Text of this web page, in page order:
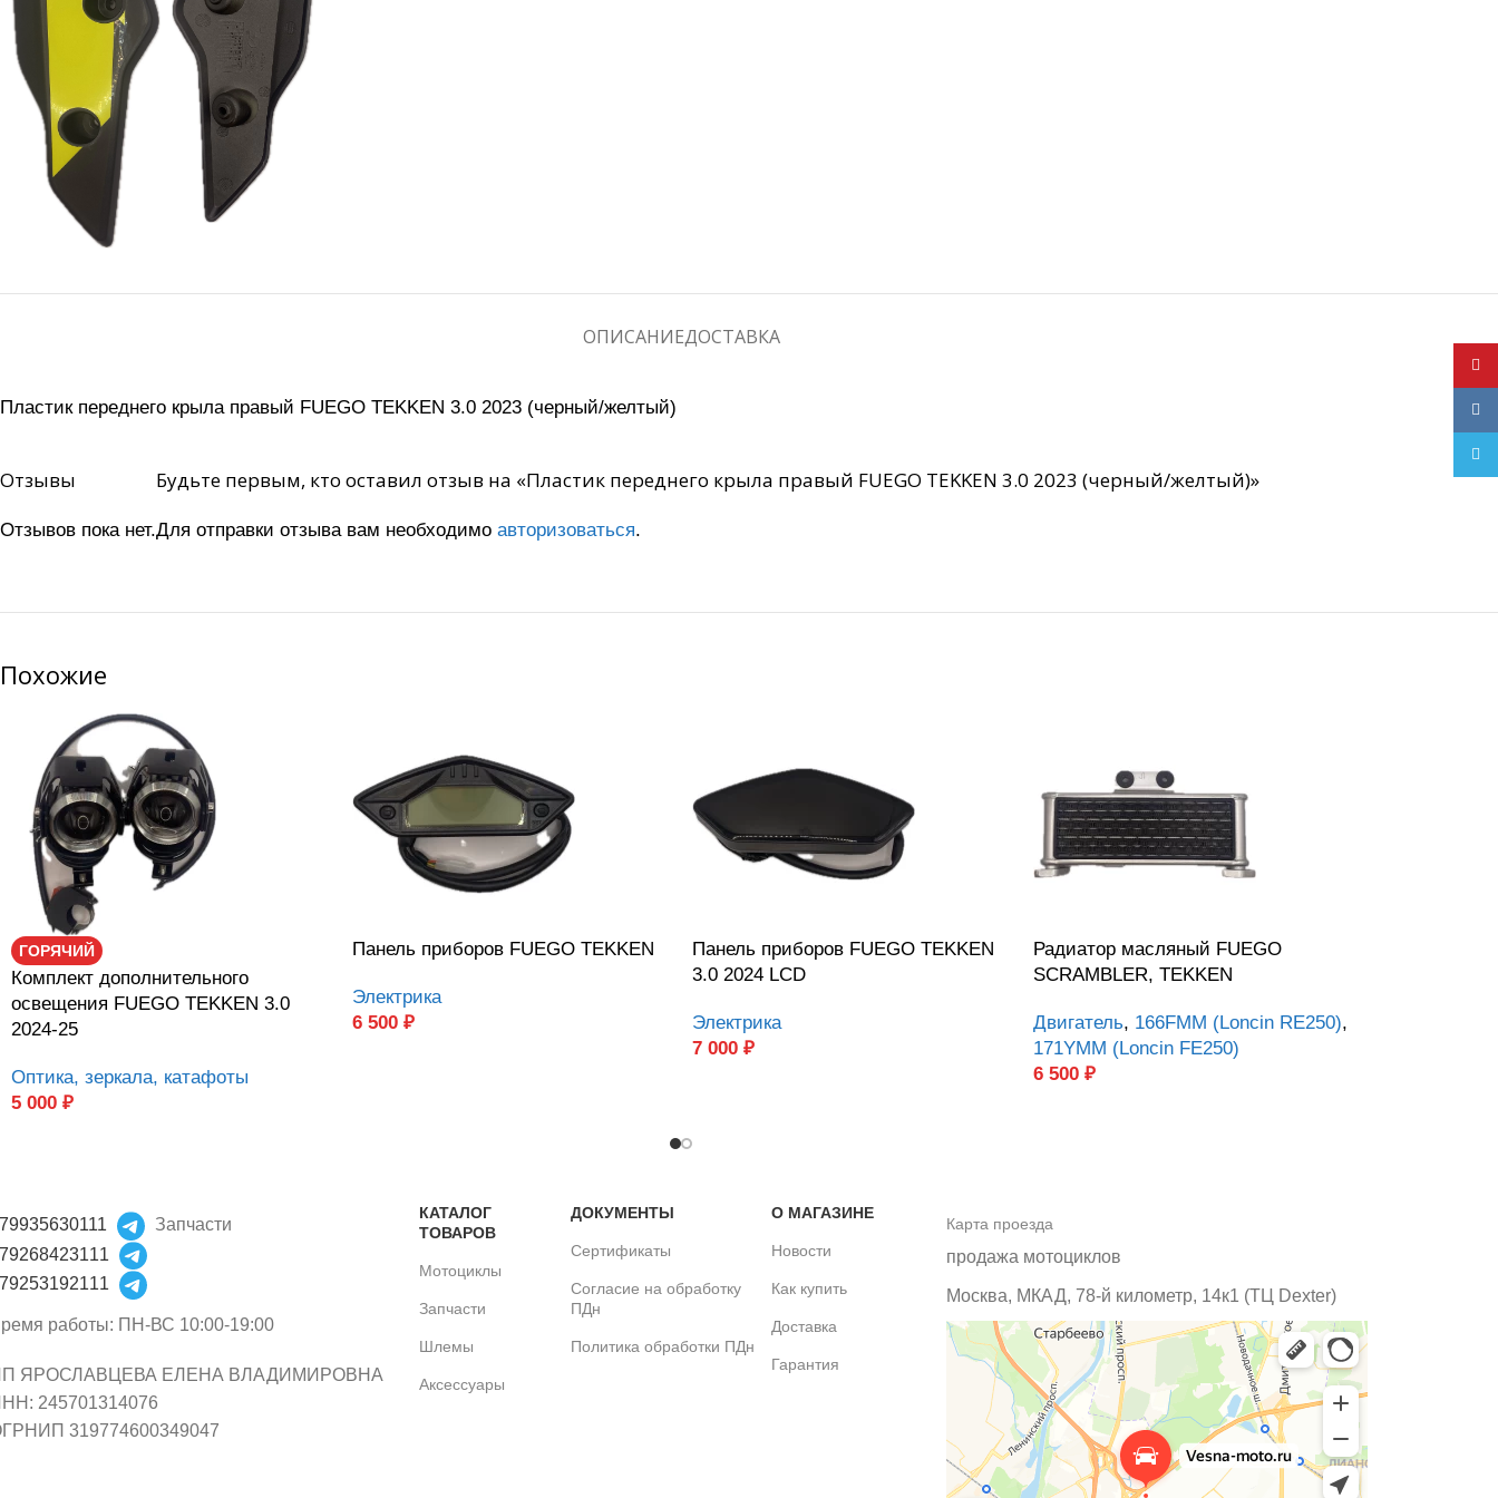
ОПИСАНИЕДОСТАВКА
Пластик переднего крыла правый FUEGO TEKKEN 3.0 2023 (черный/желтый)
Отзывы
Отзывов пока нет.
Будьте первым, кто оставил отзыв на «Пластик переднего крыла правый FUEGO TEKKEN 3.0 2023 (черный/желтый)»
Для отправки отзыва вам необходимо авторизоваться.
Похожие
ГОРЯЧИЙ
Комплект дополнительного
освещения FUEGO TEKKEN 3.0
2024-25
Оптика, зеркала, катафоты
5 000 ₽
Панель приборов FUEGO TEKKEN
Электрика
6 500 ₽
Панель приборов FUEGO TEKKEN
3.0 2024 LCD
Электрика
7 000 ₽
Радиатор масляный FUEGO
SCRAMBLER, TEKKEN
Двигатель, 166FMM (Loncin RE250),
171YMM (Loncin FE250)
6 500 ₽
Запчасти
работы: ПН-ВС 10:00-19:00
ЯРОСЛАВЦЕВА ЕЛЕНА ВЛАДИМИРОВНА
245701314076
319774600349047
КАТАЛОГ
ТОВАРОВ
Мотоциклы
Запчасти
Шлемы
Аксессуары
ДОКУМЕНТЫ
Сертификаты
Согласие на обработку
ПДн
Политика обработки ПДн
О МАГАЗИНЕ
Новости
Как купить
Доставка
Гарантия
Карта проезда
продажа мотоциклов
Москва, МКАД, 78-й километр, 14к1 (ТЦ Dexter)
VK